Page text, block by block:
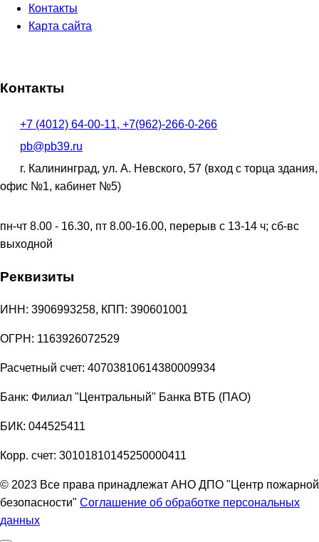
Контакты
Карта сайта
Контакты
+7 (4012) 64-00-11, +7(962)-266-0-266
pb@pb39.ru
г. Калининград, ул. А. Невского, 57 (вход с торца здания,
офис №1, кабинет №5)
пн-чт 8.00 - 16.30, пт 8.00-16.00, перерыв с 13-14 ч; сб-вс
выходной
Реквизиты
ИНН: 3906993258, КПП: 390601001
ОГРН: 1163926072529
Расчетный счет: 40703810614380009934
Банк: Филиал "Центральный" Банка ВТБ (ПАО)
БИК: 044525411
Корр. счет: 30101810145250000411
© 2023 Все права принадлежат АНО ДПО "Центр пожарной
безопасности" Соглашение об обработке персональных
данных